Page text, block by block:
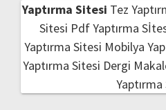
Yaptırma Sitesi Tez
Sitesi Pdf Yaptırma
Yaptırma Sitesi Mobilya
Yaptırma Sitesi Dergi